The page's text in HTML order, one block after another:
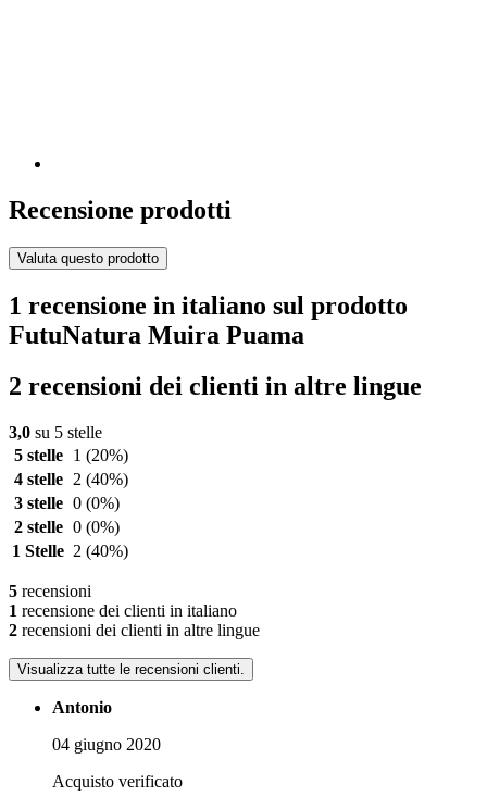
Recensione prodotti
Valuta questo prodotto
1 recensione in italiano sul prodotto
FutuNatura Muira Puama
2 recensioni dei clienti in altre lingue
3,0 su 5 stelle
5 stelle
1 (20%)
4 stelle
2 (40%)
3 stelle 0 (0%)
2 stelle 0 (0%)
1 Stelle 2 (40%)
5 recensioni
1 recensione dei clienti in italiano
2 recensioni dei clienti in altre lingue
Visualizza tutte le recensioni clienti.
Antonio
04 giugno 2020
Acquisto verificato